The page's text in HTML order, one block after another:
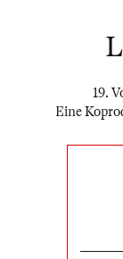
19.
Eine